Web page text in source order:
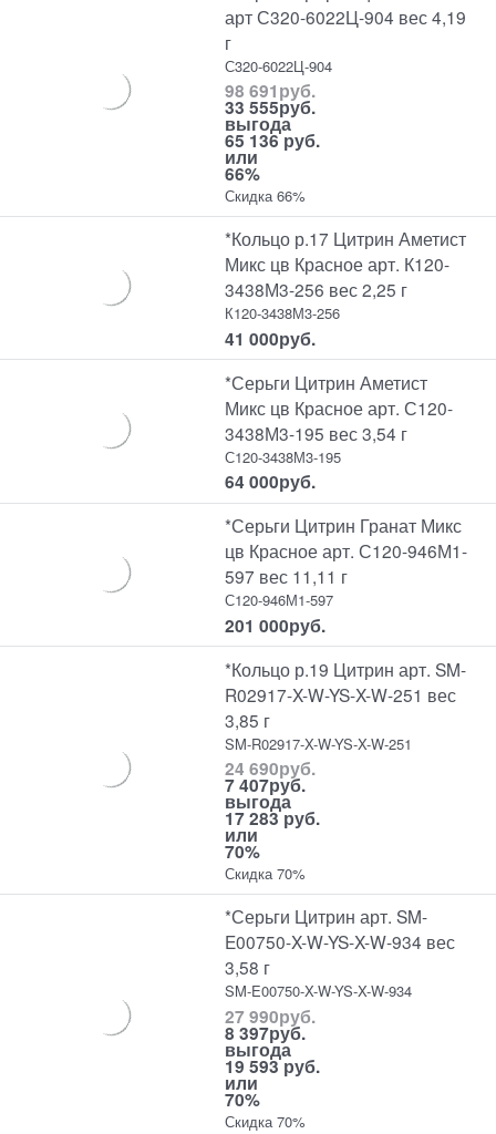
арт С320-6022Ц-904 вес 4,19
г
С320-6022Ц-904
98 691руб.
33 555руб.
выгода
65 136 руб.
или
66%
Скидка 66%
*Кольцо р.17 Цитрин Аметист
Микс цв Красное арт. К120-
3438М3-256 вес 2,25 г
К120-3438М3-256
41 000руб.
*Серьги Цитрин Аметист
Микс цв Красное арт. С120-
3438М3-195 вес 3,54 г
С120-3438М3-195
64 000руб.
*Серьги Цитрин Гранат Микс
цв Красное арт. С120-946М1-
597 вес 11,11 г
С120-946М1-597
201 000руб.
*Кольцо р.19 Цитрин арт. SM-
R02917-X-W-YS-X-W-251 вес
3,85 г
SM-R02917-X-W-YS-X-W-251
24 690руб.
7 407руб.
выгода
17 283 руб.
или
70%
Скидка 70%
*Серьги Цитрин арт. SM-
E00750-X-W-YS-X-W-934 вес
3,58 г
SM-E00750-X-W-YS-X-W-934
27 990руб.
8 397руб.
выгода
19 593 руб.
или
70%
Скидка 70%